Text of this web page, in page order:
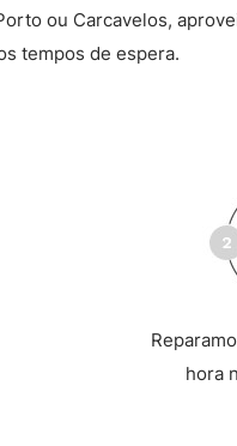
ou Carcavelos,
tempos de espera.
hora